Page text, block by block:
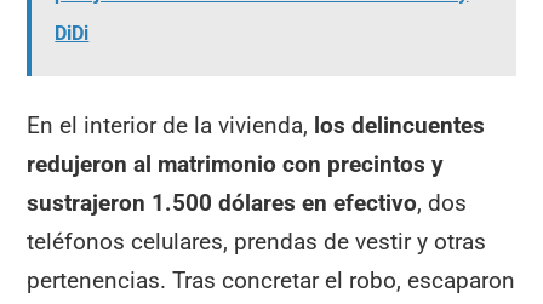
DiDi
En el interior de la vivienda, los delincuentes
redujeron al matrimonio con precintos y
sustrajeron 1.500 dólares en efectivo, dos
teléfonos celulares, prendas de vestir y otras
pertenencias. Tras concretar el robo, escaparon